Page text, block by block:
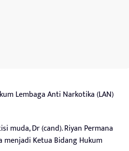
Lembaga Anti Narkotika (LAN)
muda, Dr (cand). Riyan Permana
menjadi Ketua Bidang Hukum